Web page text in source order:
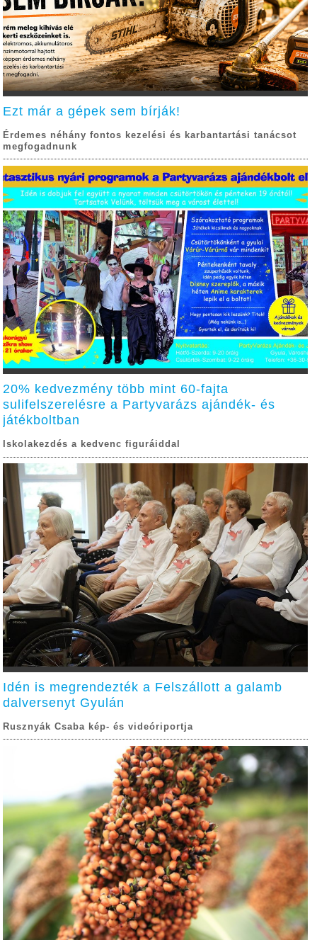
Ezt már a gépek sem bírják!
Érdemes néhány fontos kezelési és karbantartási tanácsot
megfogadnunk
20% kedvezmény több mint 60-fajta
sulifelszerelésre a Partyvarázs ajándék- és
játékboltban
Iskolakezdés a kedvenc figuráiddal
Idén is megrendezték a Felszállott a galamb
dalversenyt Gyulán
Rusznyák Csaba kép- és videóriportja